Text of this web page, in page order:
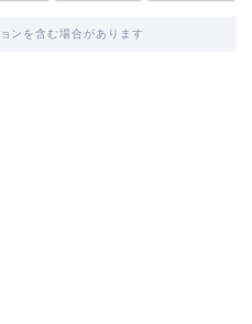
ンを含む場合があります